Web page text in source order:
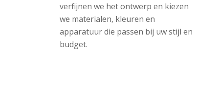
verfijnen we het ontwerp en kiezen
we materialen, kleuren en
apparatuur die passen bij uw stijl en
budget.